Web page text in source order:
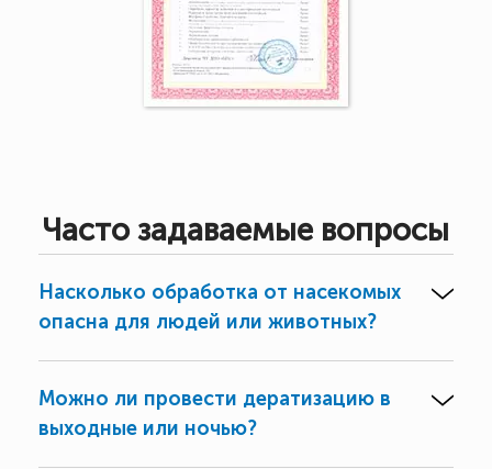
Часто задаваемые вопросы
Насколько обработка от насекомых
опасна для людей или животных?
Можно ли провести дератизацию в
выходные или ночью?